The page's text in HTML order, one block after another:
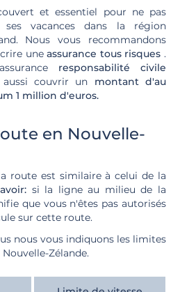
et essentiel pour ne pas
ses vacances dans la région
Nous vous recommandons
uneassurance tous risques.
responsabilité civile
aussi couvrir un montant d'au
1 million d'euros.
en Nouvelle-
route est similaire à celui de la
si la ligne au milieu de la
que vous n'êtes pas autorisés
sur cette route.
nous vous indiquons les limites
Zélande.